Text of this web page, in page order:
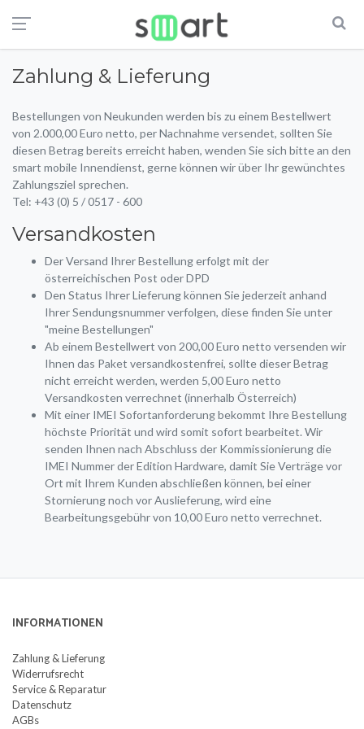
Zahlung & Lieferung
Bestellungen von Neukunden werden bis zu einem Bestellwert
von 2.000,00 Euro netto, per Nachnahme versendet, sollten Sie
diesen Betrag bereits erreicht haben, wenden Sie sich bitte an den
smart mobile Innendienst, gerne können wir über Ihr gewünchtes
Zahlungsziel sprechen.
Tel: +43 (0) 5 / 0517 - 600
Versandkosten
Der Versand Ihrer Bestellung erfolgt mit der
österreichischen Post oder DPD
Den Status Ihrer Lieferung können Sie jederzeit anhand
Ihrer Sendungsnummer verfolgen, diese finden Sie unter
"meine Bestellungen"
Ab einem Bestellwert von 200,00 Euro netto versenden wir
Ihnen das Paket versandkostenfrei, sollte dieser Betrag
nicht erreicht werden, werden 5,00 Euro netto
Versandkosten verrechnet (innerhalb Österreich)
Mit einer IMEI Sofortanforderung bekommt Ihre Bestellung
höchste Priorität und wird somit sofort bearbeitet. Wir
senden Ihnen nach Abschluss der Kommissionierung die
IMEI Nummer der Edition Hardware, damit Sie Verträge vor
Ort mit Ihrem Kunden abschließen können, bei einer
Stornierung noch vor Auslieferung, wird eine
Bearbeitungsgebühr von 10,00 Euro netto verrechnet.
INFORMATIONEN
Zahlung & Lieferung
Widerrufsrecht
Service & Reparatur
Datenschutz
AGBs